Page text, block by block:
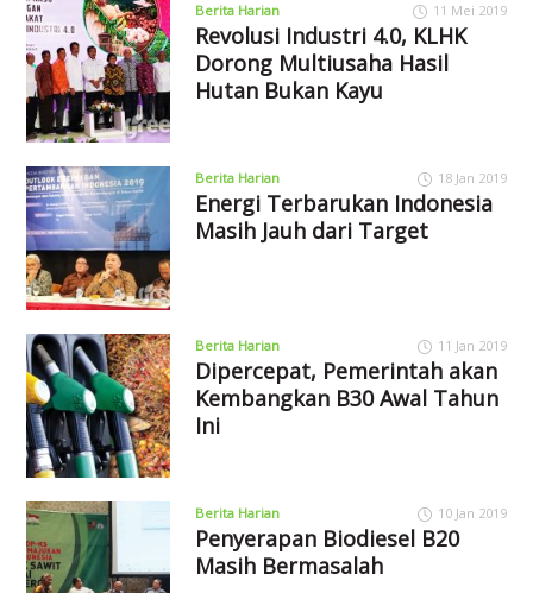
Berita Harian 11 Mei 2019
Revolusi Industri 4.0, KLHK
Dorong Multiusaha Hasil
Hutan Bukan Kayu
Berita Harian 18 Jan 2019
Energi Terbarukan Indonesia
Masih Jauh dari Target
Berita Harian 11 Jan 2019
Dipercepat, Pemerintah akan
Kembangkan B30 Awal Tahun
Ini
Berita Harian 10 Jan 2019
Penyerapan Biodiesel B20
Masih Bermasalah